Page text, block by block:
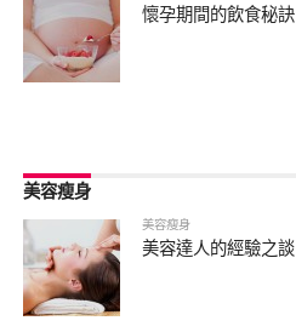
懷孕期間的飲食秘訣
美容瘦身
美容瘦身
美容達人的經驗之談